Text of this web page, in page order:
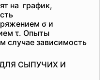
на график,
σ и
τ. Опыты
случае зависимость
СЫПУЧИХ И